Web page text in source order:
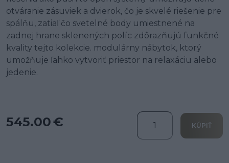
otváranie zásuviek a dvierok, čo je skvelé riešenie pre
spálňu, zatiaľ čo svetelné body umiestnené na
zadnej hrane sklenených políc zdôrazňujú funkčné
kvality tejto kolekcie. modulárny nábytok, ktorý
umožňuje ľahko vytvoriť priestor na relaxáciu alebo
jedenie.
545.00 € KÚPIŤ